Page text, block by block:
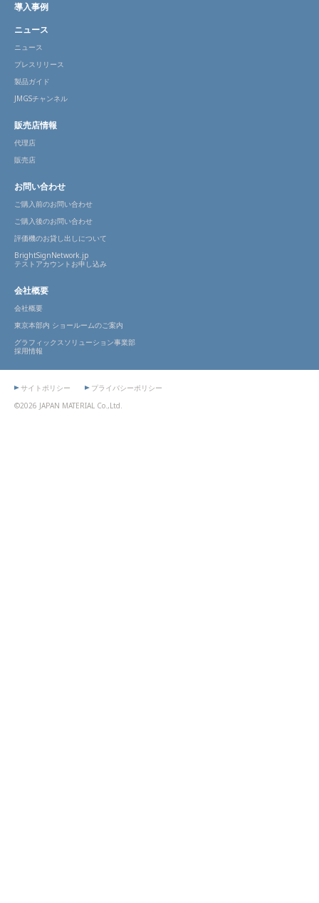
導入事例
ニュース
ニュース
プレスリリース
製品ガイド
JMGSチャンネル
販売店情報
代理店
販売店
お問い合わせ
ご購入前のお問い合わせ
ご購入後のお問い合わせ
評価機のお貸し出しについて
BrightSignNetwork.jp
テストアカウントお申し込み
会社概要
会社概要
東京本部内 ショールームのご案内
グラフィックスソリューション事業部
採用情報
©2026 JAPAN MATERIAL Co.,Ltd.
サイトポリシー プライバシーポリシー